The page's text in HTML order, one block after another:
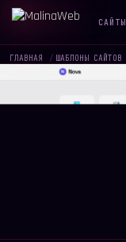
САЙТЫ
ГЛАВНАЯ / ШАБЛОНЫ САЙТОВ